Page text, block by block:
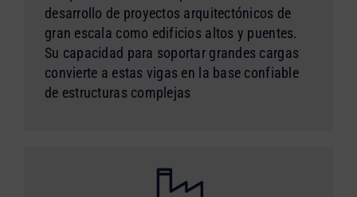
desarrollo de proyectos arquitectónicos de
gran escala como edificios altos y puentes.
Su capacidad para soportar grandes cargas
convierte a estas vigas en la base confiable
de estructuras complejas